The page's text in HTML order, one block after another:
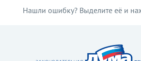
Нашли ошибку? Выделите её и